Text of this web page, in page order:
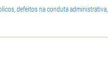
,defeitos na conduta administrativa,